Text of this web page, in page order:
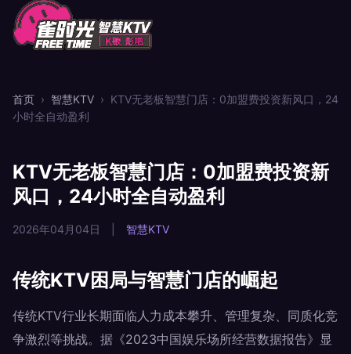
首页 › 智慧KTV › KTV无老板智慧门店：0加盟费投资新风口，24
小时全自动盈利
KTV无老板智慧门店：0加盟费投资新
风口，24小时全自动盈利
2026年04月04日 智慧KTV
传统KTV困局与智慧门店的崛起
传统KTV行业长期面临人力成本攀升、管理复杂、同质化竞
争激烈等挑战。据《2023中国娱乐场所经营数据报告》显